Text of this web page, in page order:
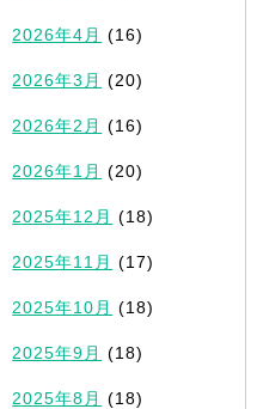
2026年4月 (16)
2026年3月 (20)
2026年2月 (16)
2026年1月 (20)
2025年12月 (18)
2025年11月 (17)
2025年10月 (18)
2025年9月 (18)
2025年8月 (18)